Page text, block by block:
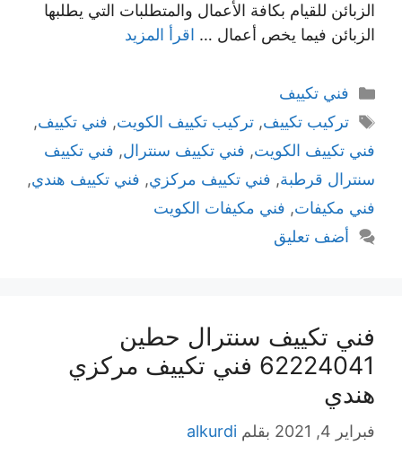
الزبائن للقيام بكافة الأعمال والمتطلبات التي يطلبها
الزبائن فيما يخص أعمال … اقرأ المزيد
التصنيفات
فني تكييف
الوسوم
تركيب تكييف, تركيب تكييف الكويت, فني تكييف,
فني تكييف الكويت, فني تكييف سنترال, فني تكييف
سنترال قرطبة, فني تكييف مركزي, فني تكييف هندي,
فني مكيفات, فني مكيفات الكويت
أضف تعليق
فني تكييف سنترال حطين
62224041 فني تكييف مركزي
هندي
فبراير 4, 2021 بقلم alkurdi